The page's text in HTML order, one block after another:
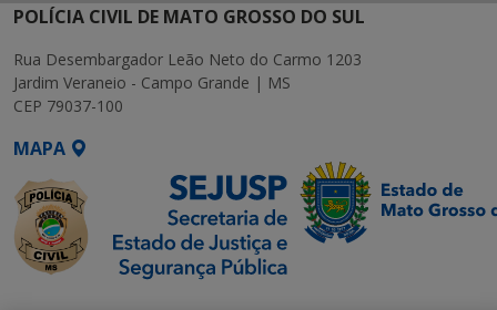
POLÍCIA CIVIL DE MATO GROSSO DO SUL
Rua Desembargador Leão Neto do Carmo 1203
Jardim Veraneio - Campo Grande | MS
CEP 79037-100
MAPA